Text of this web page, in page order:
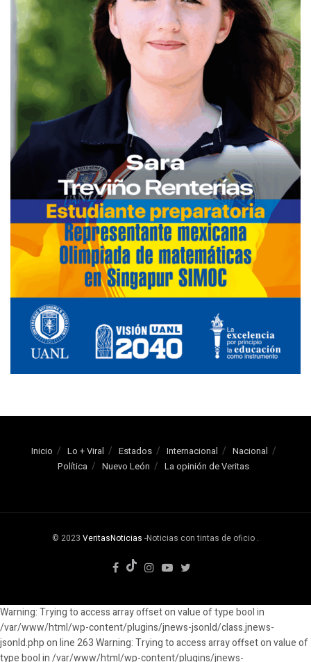
Inicio Lo + Viral Estados Internacional
Nacional
Política
Nuevo León La opinión de Veritas
© 2023 VeritasNoticias -Noticias con tintas de oficio .
Warning: Trying to access array offset on value of type bool in
/var/www/html/wp-content/plugins/jnews-jsonld/class.jnews-
jsonld.php on line 263 Warning: Trying to access array offset on value of
type bool in /var/www/html/wp-content/plugins/jnews-